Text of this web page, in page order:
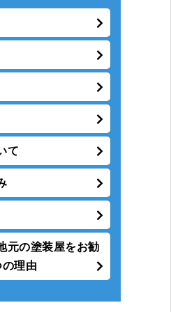
て
元の塗装屋をお勧
理由